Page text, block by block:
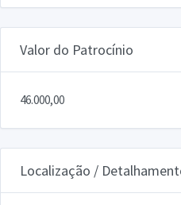
Valor do Patrocínio
46.000,00
Localização /